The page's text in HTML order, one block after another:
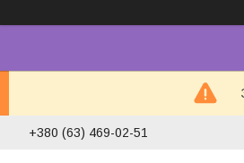
+380 (63) 469-02-51